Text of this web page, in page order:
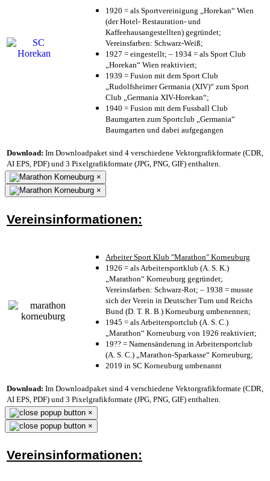
1920 = als Sportvereinigung „Horekan“ Wien
(der Hotel- Restauration- und
Kaffeehausangestellten) gegründet;
Vereinsfarben: Schwarz-Weiß;
1927 = eingestellt; – 1934 = als Sport Club
„Horekan“ Wien reaktiviert;
1939 = Fusion mit dem Sport Club
„Rudolfsheimer Germania (XIV)“ zum Sport
Club „Germania XIV-Horekan“;
1940 = Fusion mit dem Fussball Club
Baumgarten zum Sportclub „Germania“
Baumgarten und dabei aufgegangen
Download: Im Downloadpaket sind 4 verschiedene Vektorgrafikformate (CDR,
AI EPS, PDF) und 3 Pixelgrafikformate (JPG, PNG, GIF) enthalten.
×
×
Vereinsinformationen:
Arbeiter Sport Klub "Marathon" Korneuburg
1926 = als Arbeitersportklub (A. S. K.)
„Marathon“ Korneuburg gegründet;
Vereinsfarben: Schwarz-Rot; – 1938 = musste
sich der Verein in Deutscher Turn und Reichs
Bund (D. T. R. B.) Korneuburg umbenennen;
1945 = als Arbeitersportclub (A. S. C.)
„Marathon“ Korneuburg von 1926 reaktiviert;
19?? = Namensänderung in Arbeitersportclub
(A. S. C.) „Marathon-Sparkasse“ Korneuburg;
2019 in SC Korneuburg umbenannt
Download: Im Downloadpaket sind 4 verschiedene Vektorgrafikformate (CDR,
AI EPS, PDF) und 3 Pixelgrafikformate (JPG, PNG, GIF) enthalten.
×
×
Vereinsinformationen: